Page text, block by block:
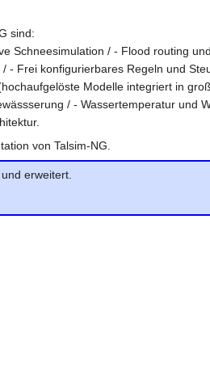
sind:
Schneesimulation / - Flood routing
- Frei konfigurierbares Regeln und
Modelle integriert in
/ - Wassertemperatur und
von Talsim-NG.
erweitert.